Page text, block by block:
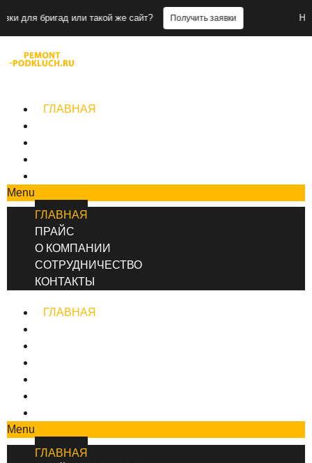
или такой же сайт? Получить заявки Нужны заявки
ГЛАВНАЯ
Menu
ГЛАВНАЯ
ПРАЙС
О КОМПАНИИ
СОТРУДНИЧЕСТВО
КОНТАКТЫ
ГЛАВНАЯ
Menu
ГЛАВНАЯ